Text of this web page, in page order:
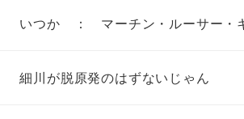
いつか ： マーチン・ルーサー・
細川が脱原発のはずないじゃん